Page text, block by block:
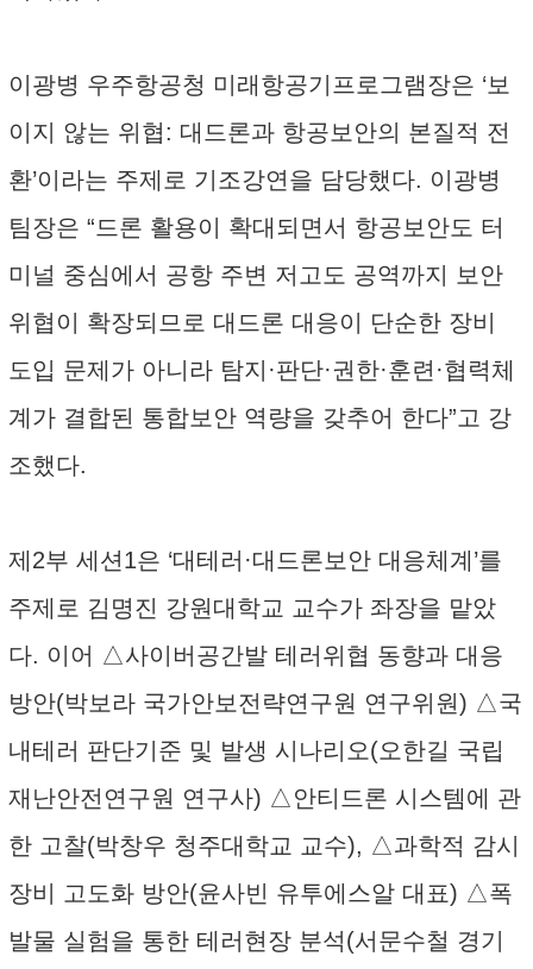
이광병 우주항공청 미래항공기프로그램장은 ‘보
이지 않는 위협: 대드론과 항공보안의 본질적 전
환’이라는 주제로 기조강연을 담당했다. 이광병
팀장은 “드론 활용이 확대되면서 항공보안도 터
미널 중심에서 공항 주변 저고도 공역까지 보안
위협이 확장되므로 대드론 대응이 단순한 장비
도입 문제가 아니라 탐지·판단·권한·훈련·협력체
계가 결합된 통합보안 역량을 갖추어 한다”고 강
조했다.
제2부 세션1은 ‘대테러·대드론보안 대응체계’를
주제로 김명진 강원대학교 교수가 좌장을 맡았
다. 이어 △사이버공간발 테러위협 동향과 대응
방안(박보라 국가안보전략연구원 연구위원) △국
내테러 판단기준 및 발생 시나리오(오한길 국립
재난안전연구원 연구사) △안티드론 시스템에 관
한 고찰(박창우 청주대학교 교수), △과학적 감시
장비 고도화 방안(윤사빈 유투에스알 대표) △폭
발물 실험을 통한 테러현장 분석(서문수철 경기